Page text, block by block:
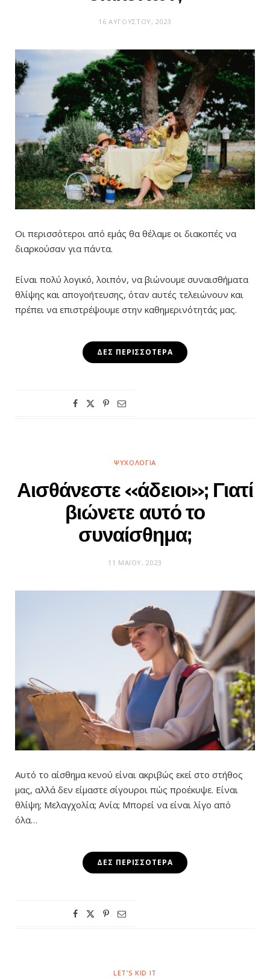
16 ΑΥΓΟΎΣΤΟΥ, 2023
Οι περισσότεροι από εμάς θα θέλαμε οι διακοπές να
διαρκούσαν για πάντα.
Είναι πολύ λογικό, λοιπόν, να βιώνουμε συναισθήματα
θλίψης και απογοήτευσης, όταν αυτές τελειώνουν και
πρέπει να επιστρέψουμε στην καθημερινότητάς μας.
ΔΕΣ ΠΕΡΙΣΣΌΤΕΡΑ
ΨΥΧΟΛΟΓΊΑ
Αισθάνεστε «άδειοι»; Γιατί
βιώνετε αυτό το
συναίσθημα;
11 ΜΑΪ́ΟΥ, 2023
Αυτό το αίσθημα κενού είναι ακριβώς εκεί στο στήθος
μας, αλλά δεν είμαστε σίγουροι πώς προέκυψε. Είναι
θλίψη; Μελαγχολία; Ανία; Μπορεί να είναι λίγο από
όλα…
ΔΕΣ ΠΕΡΙΣΣΌΤΕΡΑ
LET’S KID IT